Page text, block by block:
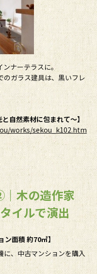
ナーテラスに。
のガラス建具は、黒いフレ
自然素材に包まれて〜】
works/sekou_k102.htm
木の造作家
イルで演出
ン面積 約70㎡】
に、中古マンションを購入